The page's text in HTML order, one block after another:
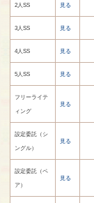
2人SS 見る
3人SS 見る
4人SS 見る
5人SS 見る
フリーライテ
ィング
見る
設定委託（シ
ングル）
見る
設定委託（ペ
ア）
見る